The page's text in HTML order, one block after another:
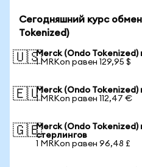
Сегодняшний курс
Tokenized)
🇺🇸Merck (Ondo
1 MRKon равен 129,95 $
🇪🇺Merck (Ondo Tokenized)
1 MRKon равен 112,47 €
🇬🇧Merck (Ondo Tokenized)
стерлингов
1 MRKon равен 96,48 £